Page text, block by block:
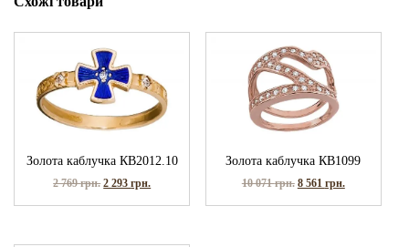
Золота каблучка КВ2012.10
2 769грн. 2 293грн.
Золота каблучка КВ1099
10 071грн. 8 561 грн.